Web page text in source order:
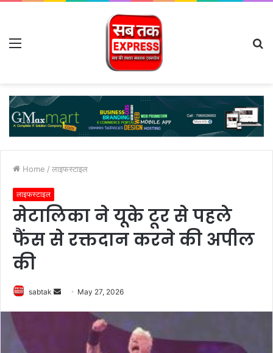
Menu
Home / लाइफस्टाइल
लाइफस्टाइल
मेटालिका ने यूके टूर से पहले
फैंस से रक्तदान करने की अपील
की
sabtak
Send May 27, 2026